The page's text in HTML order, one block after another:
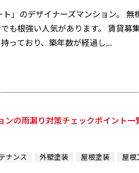
」のデザイナーズマンション。 無
根強い人気があります。 賃貸募
っており、築年数が経過し...
ンの雨漏り対策チェックポイント
ナンス 外壁塗装 屋根塗装 屋根